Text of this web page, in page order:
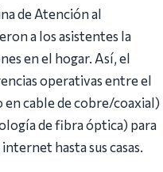
de Atención al
a los asistentes la
en el hogar. Así, el
operativas entre el
en cable de cobre/coaxial)
de fibra óptica) para
hasta sus casas.